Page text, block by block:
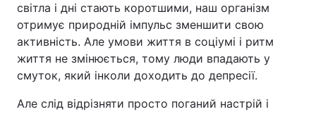
Тема оформлення
світла і дні стають коротшими, наш організм
отримує природній імпульс зменшити свою
активність. Але умови життя в соціумі і ритм
життя не змінюється, тому люди впадають у
смуток, який інколи доходить до депресії.
Але слід відрізняти просто поганий настрій і